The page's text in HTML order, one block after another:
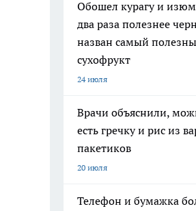
Обошел курагу и
два раза полезнее
назван самый
сухофрукт
24 июля
Врачи объяснили,
есть гречку и рис из
пакетиков
20 июля
Телефон и бумажка